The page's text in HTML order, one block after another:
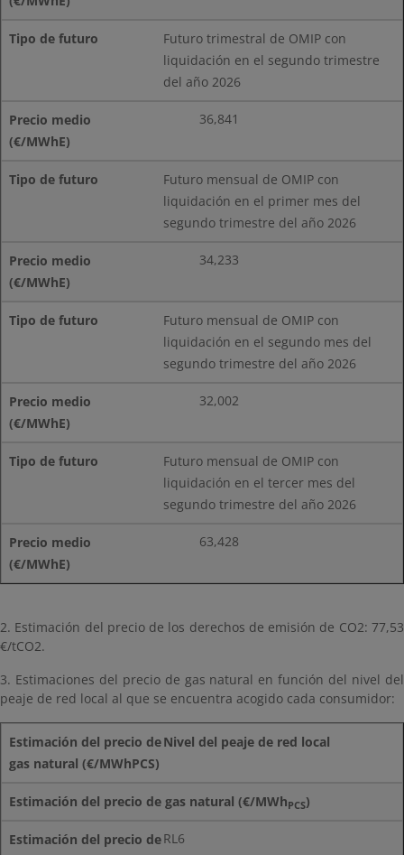
Futuro trimestral de OMIP con
liquidación en el segundo trimestre
del año 2026
36,841
Futuro mensual de OMIP con
liquidación en el primer mes del
segundo trimestre del año 2026
34,233
Futuro mensual de OMIP con
liquidación en el segundo mes del
segundo trimestre del año 2026
32,002
Futuro mensual de OMIP con
liquidación en el tercer mes del
segundo trimestre del año 2026
63,428
2. Estimación del precio de los derechos de emisión de CO2: 77,53
€/tCO2.
3. Estimaciones del precio de gas natural en función del nivel del
peaje de red local al que se encuentra acogido cada consumidor:
Nivel del peaje de red local
Estimación del precio de gas natural (€/MWhPCS)
RL6